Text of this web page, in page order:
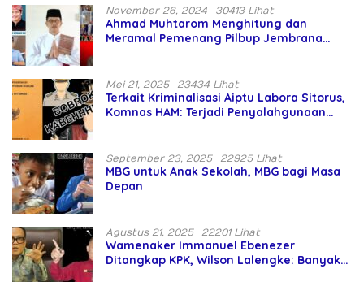
November 26, 2024 30413 Lihat
Ahmad Muhtarom Menghitung dan
Meramal Pemenang Pilbup Jembrana
Mei 21, 2025 23434 Lihat
Terkait Kriminalisasi Aiptu Labora Sitorus,
Komnas HAM: Terjadi Penyalahgunaan
September 23, 2025 22925 Lihat
MBG untuk Anak Sekolah, MBG bagi Masa
Depan
Agustus 21, 2025 22201 Lihat
Wamenaker Immanuel Ebenezer
Ditangkap KPK, Wilson Lalengke: Banyak